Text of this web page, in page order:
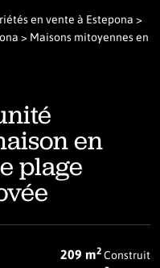
en vente à Estepona >
> Maisons mitoyennes en
en
plage
209 m2Construit